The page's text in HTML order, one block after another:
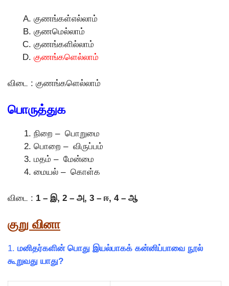
குணங்கள்எல்லாம்
குணமெல்லாம்
குணங்களில்லாம்
குணங்களெல்லாம்
விடை : குணங்களெல்லாம்
பொருத்துக
நிறை – பொறுமை
பொறை – விருப்பம்
மதம் – மேன்மை
மையல் – கொள்க
விடை : 1 – இ, 2 – அ, 3 – ஈ, 4 – ஆ
குறு வினா
1. மனிதர்களின் பொது இயல்பாகக் கன்னிப்பாவை நூல்
கூறுவது யாது?